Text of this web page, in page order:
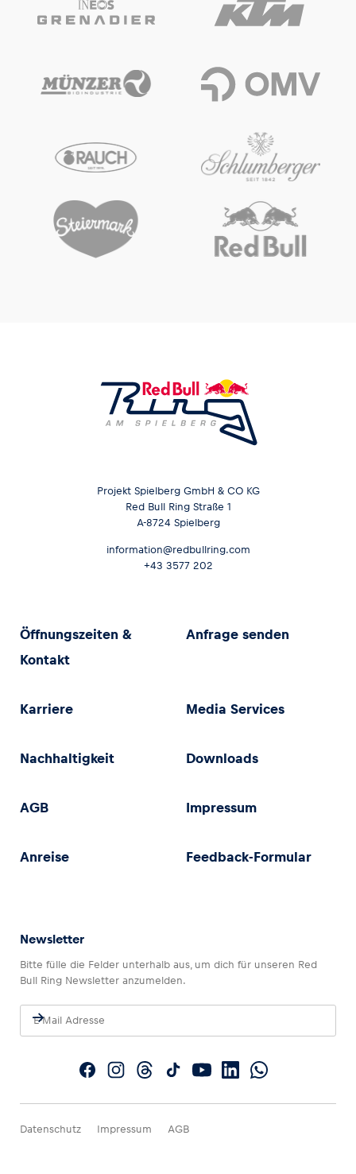
Projekt Spielberg GmbH & CO KG
Red Bull Ring Straße 1
A-8724 Spielberg
information@redbullring.com
+43 3577 202
Öffnungszeiten &
Kontakt
Anfrage senden
Karriere Media Services
Nachhaltigkeit Downloads
AGB Impressum
Anreise Feedback-Formular
Newsletter
Bitte fülle die Felder unterhalb aus, um dich für unseren Red
Bull Ring Newsletter anzumelden.
Datenschutz Impressum AGB